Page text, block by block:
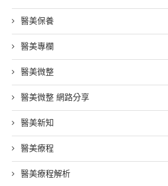
醫美保養
醫美專欄
醫美微整
醫美微整 網路分享
醫美新知
醫美療程
醫美療程解析